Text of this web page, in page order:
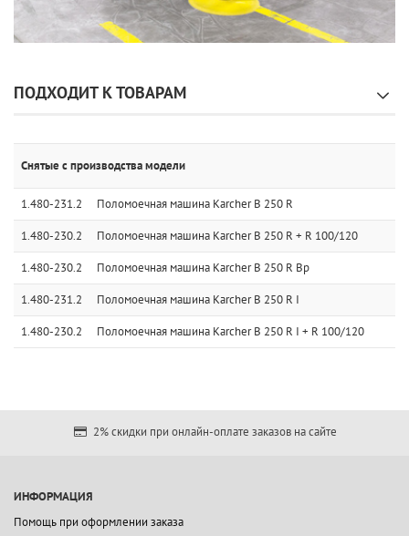
ПОДХОДИТ К ТОВАРАМ
Снятые с производства модели
1.480-231.2 Поломоечная машина Karcher B 250 R
1.480-230.2 Поломоечная машина Karcher B 250 R + R 100/120
1.480-230.2 Поломоечная машина Karcher B 250 R Bp
1.480-231.2 Поломоечная машина Karcher B 250 R I
1.480-230.2 Поломоечная машина Karcher B 250 R I + R 100/120
2% скидки при онлайн-оплате заказов на сайте
ИНФОРМАЦИЯ
Помощь при оформлении заказа